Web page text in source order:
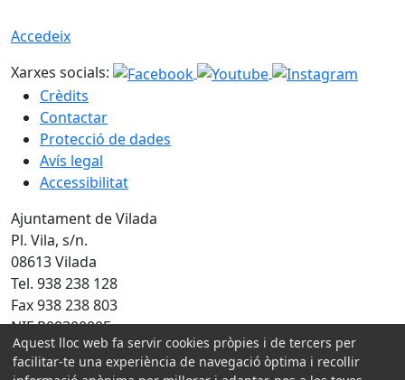
Accedeix
Xarxes socials:
Crèdits
Contactar
Protecció de dades
Avís legal
Accessibilitat
Ajuntament de Vilada
Pl. Vila, s/n.
08613 Vilada
Tel. 938 238 128
Fax 938 238 803
NIF P0830000F
Amb la col·laboració de:
Aquest lloc web fa servir cookies pròpies i de tercers per
facilitar-te una experiència de navegació òptima i recollir